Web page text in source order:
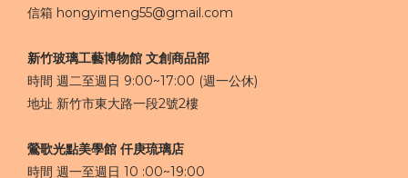
信箱 hongyimeng55@gmail.com
新竹玻璃工藝博物館 文創商品部
時間 週二至週日 9:00~17:00 (週一公休)
地址 新竹市東大路一段2號2樓
鶯歌光點美學館 仟庚琉璃店
時間 週一至週日 10 :00~19:00